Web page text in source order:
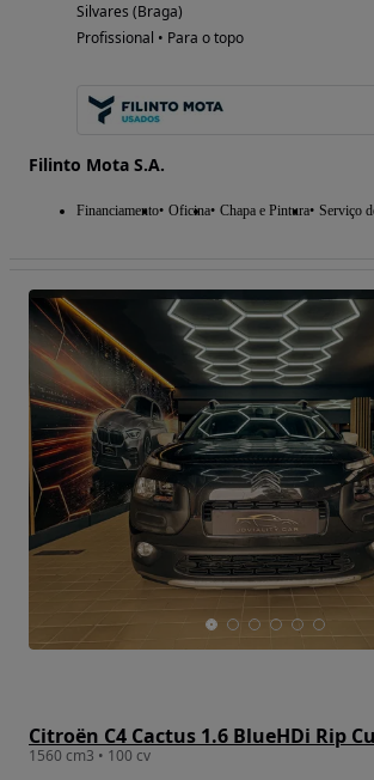
Silvares (Braga)
Profissional • Para o topo
Filinto Mota S.A.
Financiamento Oficina Chapa e Pintura Serviço
Citroën C4 Cactus 1.6 BlueHDi Rip
1560 cm3 • 100 cv